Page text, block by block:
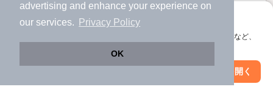
advertising and enhance your experience on
our services.
Privacy Policy
OK
アプリに切り替えて、サクサクお部屋探し
会員登録なしですぐ使える。マップ検索やお気に入り保存など、
アプリを開く
絞り込み条件を変更